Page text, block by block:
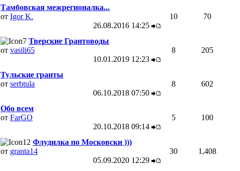
Тамбовская межрегионалка...
от Igor K.
26.08.2016 14:25
10 70
Тверские Грантоводы
от vasili65
10.01.2019 12:23
8 205
Тульские гранты
от serbtula
06.10.2018 07:50
8 602
Обо всем
от FarGO
20.10.2018 09:14
5 100
Флудилка по Московски )))
от granta14
05.09.2020 12:29
30 1,408